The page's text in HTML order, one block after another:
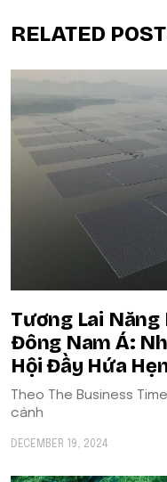
RELATED
Tương Lai Năng
Đông Nam Á:
Hội Đầy Hứa
Theo The Business
cảnh
DECEMBER 19, 2024